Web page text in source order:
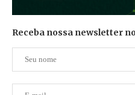
Receba nossa newsletter